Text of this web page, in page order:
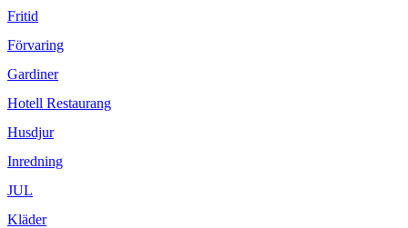
Fritid
Förvaring
Gardiner
Hotell Restaurang
Husdjur
Inredning
JUL
Kläder